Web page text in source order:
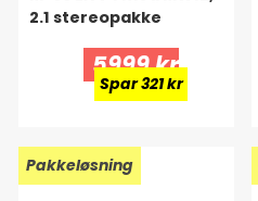
2.1 stereopakke
5999 kr
Spar 321 kr
Pakkeløsning